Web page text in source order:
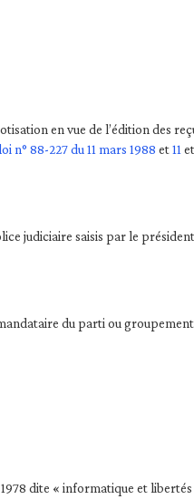
en vue de l’édition des
n° 88-227 du 11 mars 1988 et11 et
judiciaire saisis par le
du parti ou
dite « informatique et